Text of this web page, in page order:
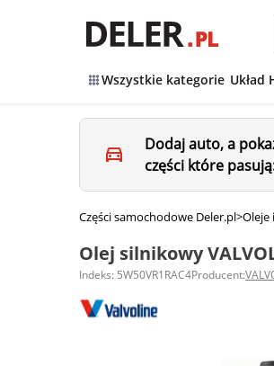
Wszystkie kategorie Układ
Dodaj auto, a
części które
Części samochodowe Deler.pl>Oleje
Olej silnikowy
Indeks: 5W50VR1RAC4Producent: